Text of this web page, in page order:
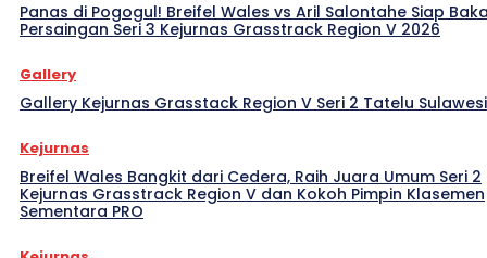
Panas di Pogogul! Breifel Wales vs Aril Salontahe Siap
Persaingan Seri 3 Kejurnas Grasstrack Region V 2026
Gallery
Gallery Kejurnas Grasstack Region V Seri 2 Tatelu
Kejurnas
Breifel Wales Bangkit dari Cedera, Raih Juara Umum Seri 2
Kejurnas Grasstrack Region V dan Kokoh Pimpin Klasemen
Sementara PRO